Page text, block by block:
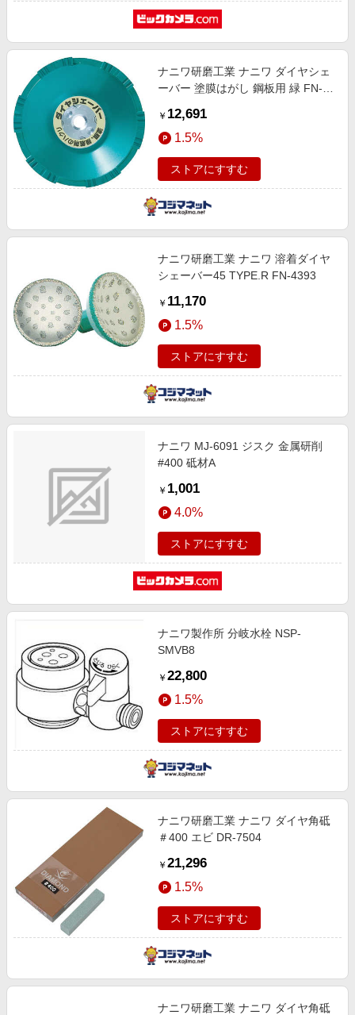
ナニワ研磨工業 ナニワ ダイヤシェ
ーバー 塗膜はがし 鋼板用 緑 FN-
￥ 12,691
1.5%
ストアにすすむ
ナニワ研磨工業 ナニワ 溶着ダイヤ
シェーバー45 TYPE.R FN-4393
￥ 11,170
1.5%
ストアにすすむ
ナニワ MJ-6091 ジスク 金属研削
#400 砥材A
￥ 1,001
4.0%
ストアにすすむ
ナニワ製作所 分岐水栓 NSP-
SMVB8
￥ 22,800
1.5%
ストアにすすむ
ナニワ研磨工業 ナニワ ダイヤ角砥
＃400 エビ DR-7504
￥ 21,296
1.5%
ストアにすすむ
ナニワ研磨工業 ナニワ ダイヤ角砥